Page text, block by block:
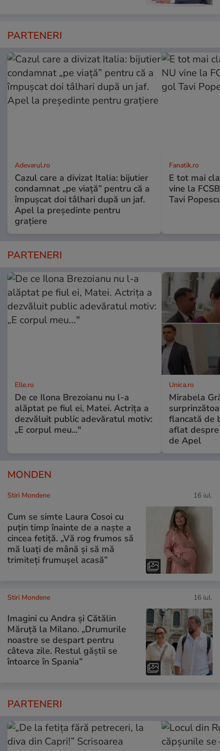
PARTENERI
Adevarul.ro
Cazul care a divizat Italia: bijutier
condamnat „pe viață” pentru că a
împușcat doi tâlhari după un jaf.
Apel la președinte pentru
graţiere
Fanatik.ro
E tot mai
vine la
Tavi
PARTENERI
Elle.ro
De ce Ilona Brezoianu nu l-a
alăptat pe fiul ei, Matei. Actrița a
dezvăluit public adevăratul motiv:
„E corpul meu..."
Unica.ro
Mirabela
flancată de
aflat
de Apel
MONDEN
Stiri Mondene 16 iul.
Cum se simte Laura Cosoi cu
puțin timp înainte de a naște a
cincea fetiță. „Vă rog frumos să
mă luați de mână și să mă
trimiteți frumușel acasă”
Stiri Mondene 16 iul.
Imagini cu Andra și Cătălin
Măruță la Milano. „Drumurile
noastre se despart pentru
câteva zile. Restul găștii se
întoarce în Spania”
PARTENERI